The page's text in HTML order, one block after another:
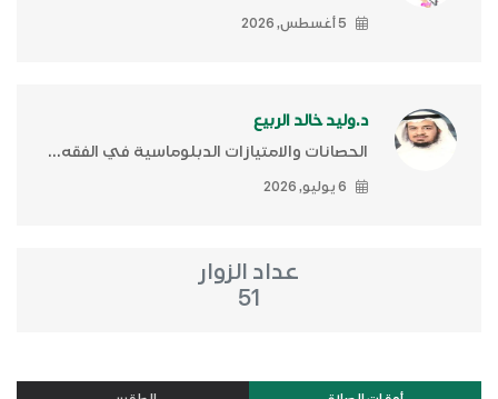
5 أغسطس, 2026
د.وليد خالد الربيع
الحصانات والامتيازات الدبلوماسية في الفقه...
6 يوليو, 2026
عداد الزوار
51